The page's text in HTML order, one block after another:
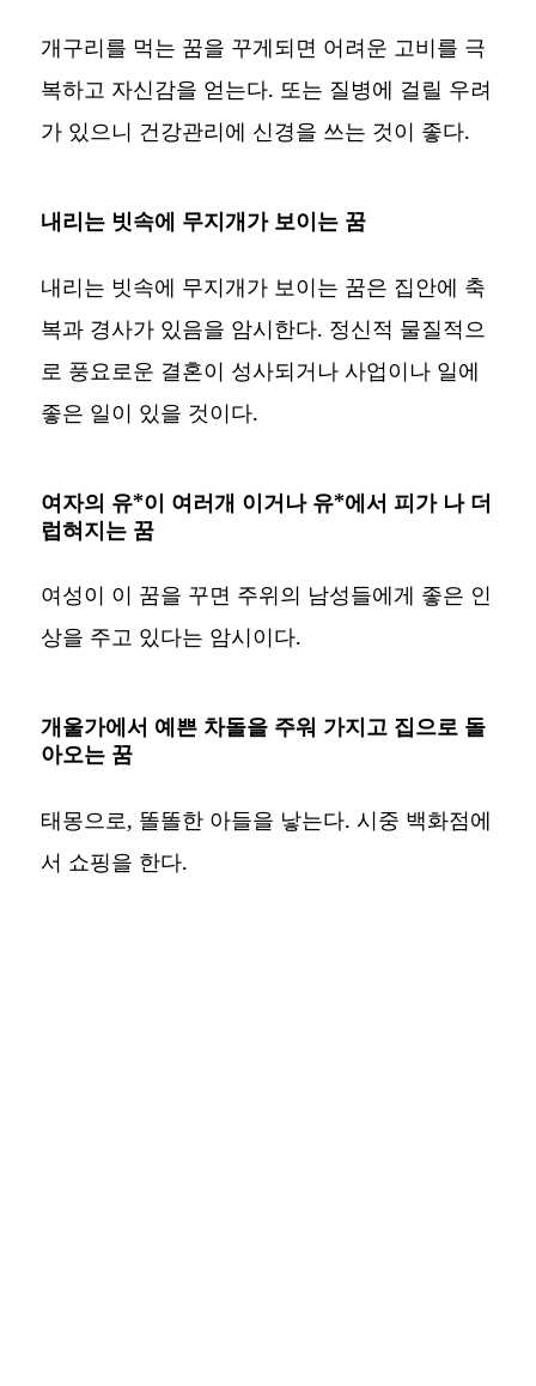
개구리를 먹는 꿈을 꾸게되면 어려운 고비를 극
복하고 자신감을 얻는다. 또는 질병에 걸릴 우려
가 있으니 건강관리에 신경을 쓰는 것이 좋다.
내리는 빗속에 무지개가 보이는 꿈
내리는 빗속에 무지개가 보이는 꿈은 집안에 축
복과 경사가 있음을 암시한다. 정신적 물질적으
로 풍요로운 결혼이 성사되거나 사업이나 일에
좋은 일이 있을 것이다.
여자의 유*이 여러개 이거나 유*에서 피가 나 더
럽혀지는 꿈
여성이 이 꿈을 꾸면 주위의 남성들에게 좋은 인
상을 주고 있다는 암시이다.
개울가에서 예쁜 차돌을 주워 가지고 집으로 돌
아오는 꿈
태몽으로, 똘똘한 아들을 낳는다. 시중 백화점에
서 쇼핑을 한다.